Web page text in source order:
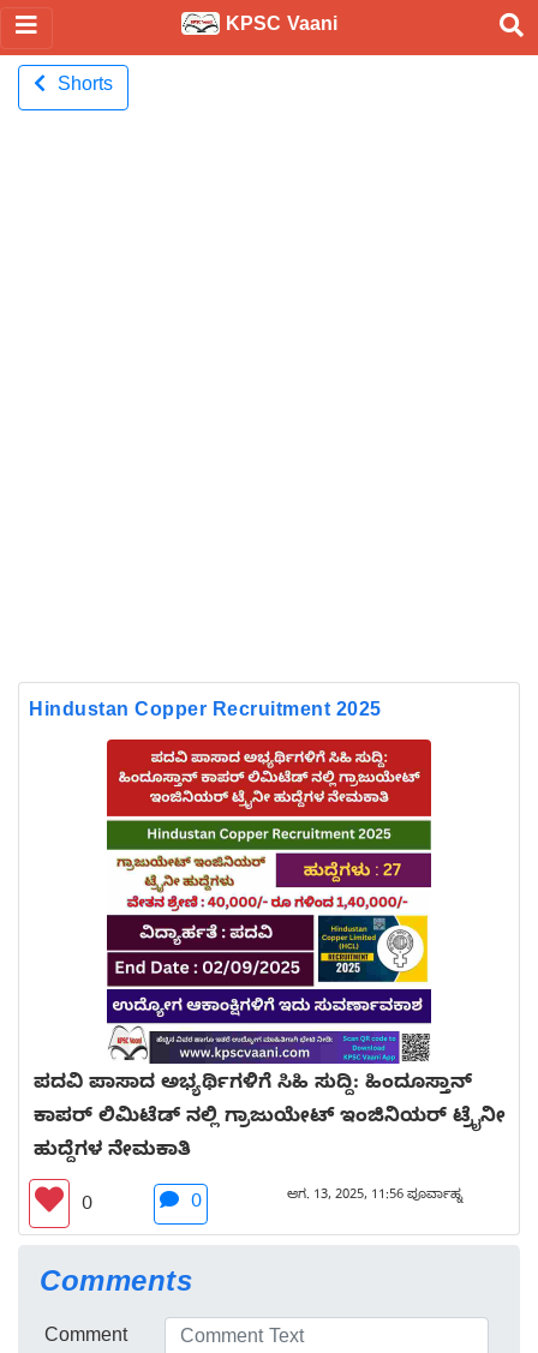
KPSC Vaani
Shorts
Hindustan Copper Recruitment 2025
ಪದವಿ ಪಾಸಾದ ಅಭ್ಯರ್ಥಿಗಳಿಗೆ ಸಿಹಿ ಸುದ್ದಿ: ಹಿಂದೂಸ್ತಾನ್
ಕಾಪರ್ ಲಿಮಿಟೆಡ್ ನಲ್ಲಿ ಗ್ರಾಜುಯೇಟ್ ಇಂಜಿನಿಯರ್ ಟ್ರೈನೀ
ಹುದ್ದೆಗಳ ನೇಮಕಾತಿ
0 0 ಆಗ. 13, 2025, 11:56 ಪೂರ್ವಾಹ್ನ
Comments
Comment